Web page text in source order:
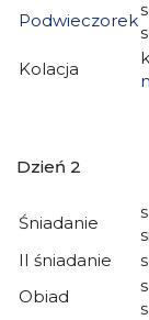
Podwieczorek
Kolacja
Dzień 2
Śniadanie
II śniadanie
Obiad